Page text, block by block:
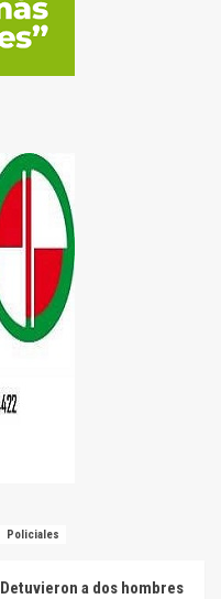
Policiales
Detuvieron a dos hombres